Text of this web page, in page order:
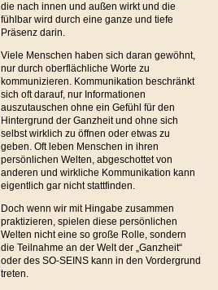
die nach innen und außen wirkt und die
fühlbar wird durch eine ganze und tiefe
Präsenz darin.
Viele Menschen haben sich daran gewöhnt,
nur durch oberflächliche Worte zu
kommunizieren. Kommunikation beschränkt
sich oft darauf, nur Informationen
auszutauschen ohne ein Gefühl für den
Hintergrund der Ganzheit und ohne sich
selbst wirklich zu öffnen oder etwas zu
geben. Oft leben Menschen in ihren
persönlichen Welten, abgeschottet von
anderen und wirkliche Kommunikation kann
eigentlich gar nicht stattfinden.
Doch wenn wir mit Hingabe zusammen
praktizieren, spielen diese persönlichen
Welten nicht eine so große Rolle, sondern
die Teilnahme an der Welt der „Ganzheit“
oder des SO-SEINS kann in den Vordergrund
treten.